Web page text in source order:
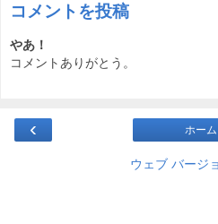
コメントを投稿
やあ！
コメントありがとう。
‹ ホーム
ウェブ バージ